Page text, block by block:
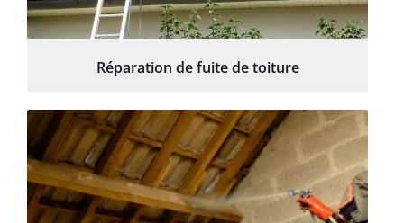
Réparation de fuite de toiture